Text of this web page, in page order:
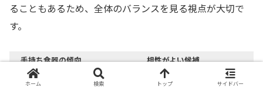
ることもあるため、全体のバランスを見る視点が大切で
す。
手持ち食器の傾向
相性がよい候補
白い食器が多い
唐草文様、三彩、色釉の器
ホーム 検索 トップ サイドバー